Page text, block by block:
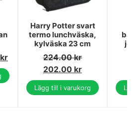
kr
Harry Potter svart
termo lunchväska,
kylväska 23 cm
224.00kr
202.00 kr
Lägg till i varukorg